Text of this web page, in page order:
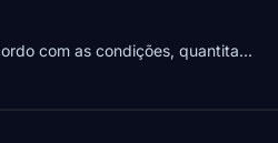
com as condições, quantita...